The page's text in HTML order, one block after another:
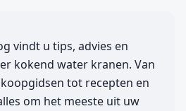
vindt u tips, advies en
kokend water kranen. Van
tot recepten en
om het meeste uit uw